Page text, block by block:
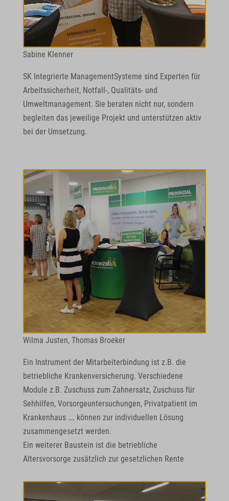
Sabine Klenner
SK Integrierte ManagementSysteme sind Experten für
Arbeitssicherheit, Notfall-, Qualitäts- und
Umweltmanagement. Sie beraten nicht nur, sondern
begleiten das jeweilige Projekt und unterstützen aktiv
bei der Umsetzung.
Wilma Justen, Thomas Broeker
Ein Instrument der Mitarbeiterbindung ist z.B. die
betriebliche Krankenversicherung. Verschiedene
Module z.B. Zuschuss zum Zahnersatz, Zuschuss für
Sehhilfen, Vorsorgeuntersuchungen, Privatpatient im
Krankenhaus …. können zur individuellen Lösung
zusammengesetzt werden.
Ein weiterer Baustein ist die betriebliche
Altersvorsorge zusätzlich zur gesetzlichen Rente